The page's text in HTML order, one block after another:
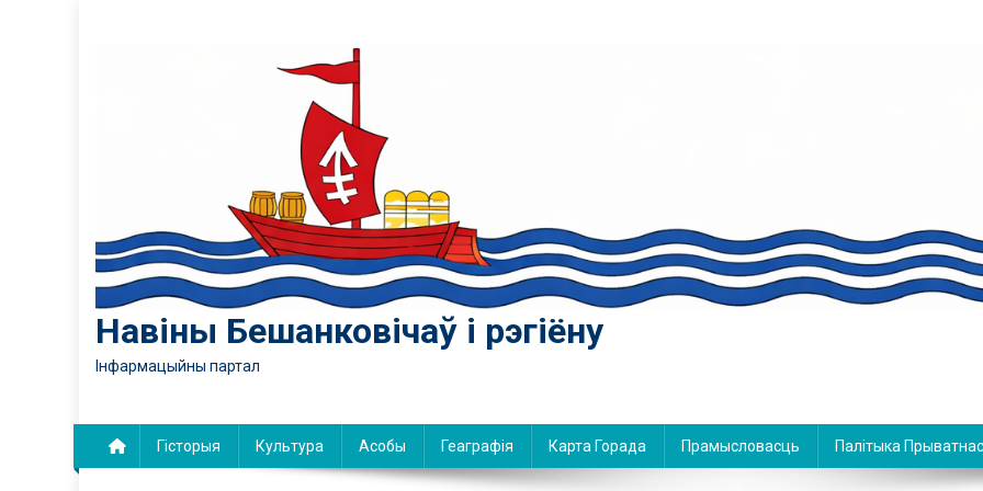
Навіны Бешанковічаў і рэгіёну
Інфармацыйны партал
Гісторыя Культура Асобы Геаграфія Карта Горада Прамысловасць Палітыка